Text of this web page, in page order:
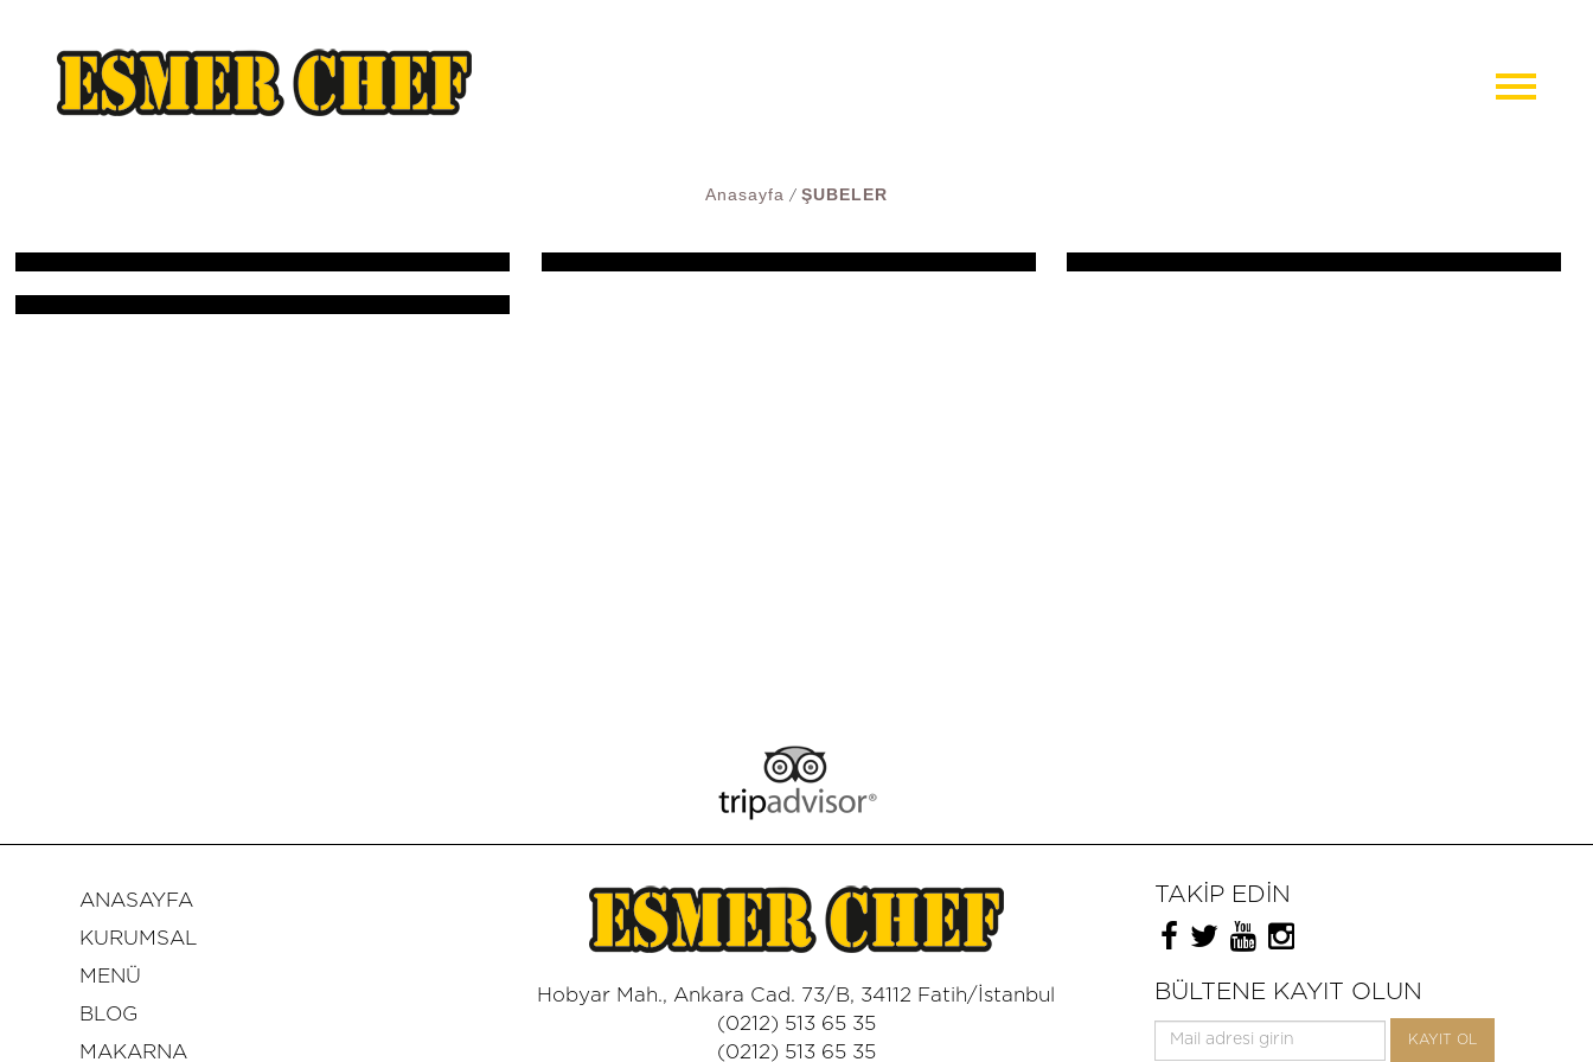
Anasayfa / ŞUBELER
ESMER CHEF
ANASAYFA
KURUMSAL
MENÜ
BLOG
MAKARNA
Hobyar Mah., Ankara Cad. 73/B, 34112 Fatih/İstanbul
(0212) 513 65 35
(0212) 513 65 35
TAKİP EDİN
BÜLTENE KAYIT OLUN
KAYIT OL